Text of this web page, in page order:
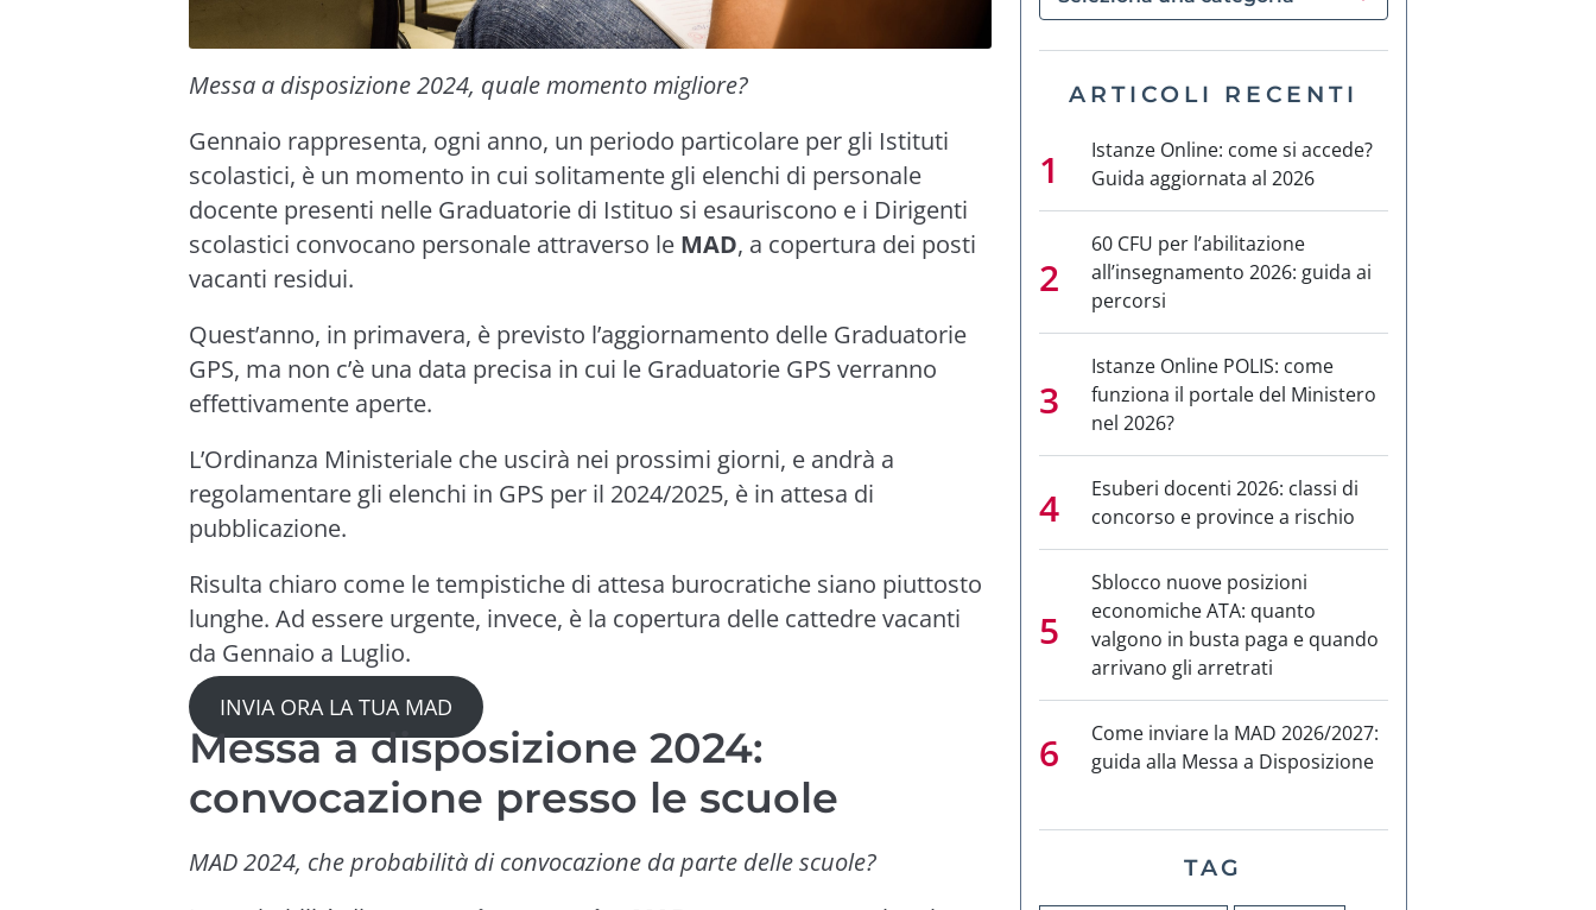
Messa a disposizione 2024, quale momento migliore?
Gennaio rappresenta, ogni anno, un periodo particolare per gli Istituti
scolastici, è un momento in cui solitamente gli elenchi di personale
docente presenti nelle Graduatorie di Istituo si esauriscono e i Dirigenti
scolastici convocano personale attraverso le MAD, a copertura dei posti
vacanti residui.
Quest’anno, in primavera, è previsto l’aggiornamento delle Graduatorie
GPS, ma non c’è una data precisa in cui le Graduatorie GPS verranno
effettivamente aperte.
L’Ordinanza Ministeriale che uscirà nei prossimi giorni, e andrà a
regolamentare gli elenchi in GPS per il 2024/2025, è in attesa di
pubblicazione.
Risulta chiaro come le tempistiche di attesa burocratiche siano piuttosto
lunghe. Ad essere urgente, invece, è la copertura delle cattedre vacanti
da Gennaio a Luglio.
INVIA ORA LA TUA MAD
Messa a disposizione 2024:
convocazione presso le scuole
MAD 2024, che probabilità di convocazione da parte delle scuole?
ARTICOLI RECENTI
Istanze Online: come si accede?
Guida aggiornata al 2026
60 CFU per l’abilitazione
all’insegnamento 2026: guida ai
percorsi
Istanze Online POLIS: come
funziona il portale del Ministero
nel 2026?
Esuberi docenti 2026: classi di
concorso e province a rischio
Sblocco nuove posizioni
economiche ATA: quanto
valgono in busta paga e quando
arrivano gli arretrati
Come inviare la MAD 2026/2027:
guida alla Messa a Disposizione
TAG